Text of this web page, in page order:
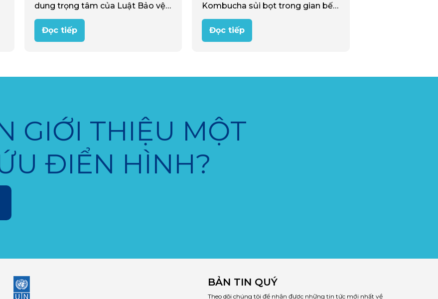
dung trọng tâm của Luật Bảo vệ
là nền tảng thúc đẩy kinh tế…
Đọc tiếp
Kombucha sủi bọt trong gian bếp
sánh ấy là một “nhà…
Đọc tiếp
GIỚI THIỆU MỘT
ĐIỂN HÌNH?
BẢN TIN QUÝ
Theo dõi chúng tôi để nhận được những tin tức mới nhất về